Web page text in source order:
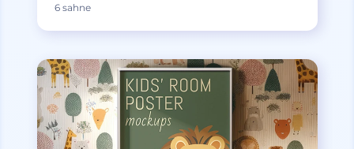
6 sahne